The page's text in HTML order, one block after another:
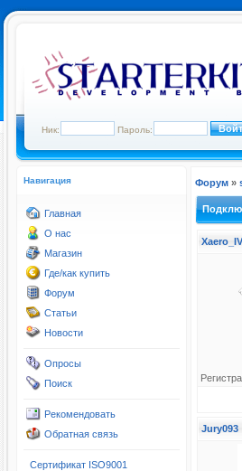
Ник: Пароль:
Навигация
Главная
О нас
Магазин
Где/как купить
Форум
Статьи
Новости
Опросы
Поиск
Рекомендовать
Обратная связь
Сертификат ISO9001
Форум »
Xaero_IV
Jury093